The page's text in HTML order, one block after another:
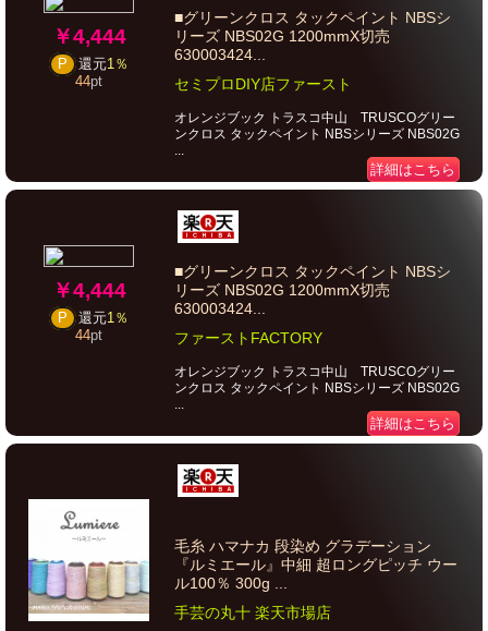
￥4,444
P 還元1％
44pt
■グリーンクロス タックペイント NBSシ
リーズ NBS02G 1200mmX切売
630003424...
セミプロDIY店ファースト
オレンジブック トラスコ中山 TRUSCOグリー
ンクロス タックペイント NBSシリーズ NBS02G
...
詳細はこちら
￥4,444
P 還元1％
44pt
■グリーンクロス タックペイント NBSシ
リーズ NBS02G 1200mmX切売
630003424...
ファーストFACTORY
オレンジブック トラスコ中山 TRUSCOグリー
ンクロス タックペイント NBSシリーズ NBS02G
...
詳細はこちら
毛糸 ハマナカ 段染め グラデーション
『ルミエール』中細 超ロングピッチ ウー
ル100％ 300g ...
手芸の丸十 楽天市場店